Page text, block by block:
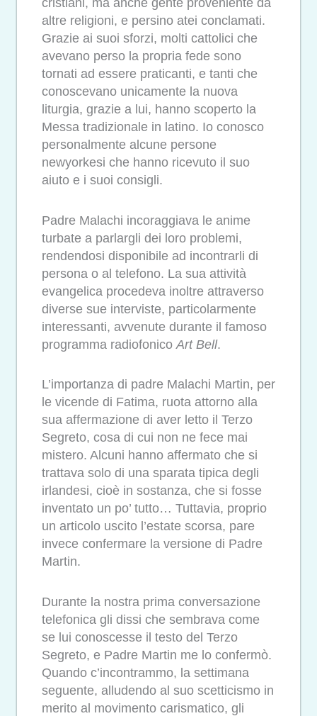
cristiani, ma anche gente proveniente da
altre religioni, e persino atei conclamati.
Grazie ai suoi sforzi, molti cattolici che
avevano perso la propria fede sono
tornati ad essere praticanti, e tanti che
conoscevano unicamente la nuova
liturgia, grazie a lui, hanno scoperto la
Messa tradizionale in latino. Io conosco
personalmente alcune persone
newyorkesi che hanno ricevuto il suo
aiuto e i suoi consigli.
Padre Malachi incoraggiava le anime
turbate a parlargli dei loro problemi,
rendendosi disponibile ad incontrarli di
persona o al telefono. La sua attività
evangelica procedeva inoltre attraverso
diverse sue interviste, particolarmente
interessanti, avvenute durante il famoso
programma radiofonico Art Bell.
L’importanza di padre Malachi Martin, per
le vicende di Fatima, ruota attorno alla
sua affermazione di aver letto il Terzo
Segreto, cosa di cui non ne fece mai
mistero. Alcuni hanno affermato che si
trattava solo di una sparata tipica degli
irlandesi, cioè in sostanza, che si fosse
inventato un po’ tutto… Tuttavia, proprio
un articolo uscito l’estate scorsa, pare
invece confermare la versione di Padre
Martin.
Durante la nostra prima conversazione
telefonica gli dissi che sembrava come
se lui conoscesse il testo del Terzo
Segreto, e Padre Martin me lo confermò.
Quando c’incontrammo, la settimana
seguente, alludendo al suo scetticismo in
merito al movimento carismatico, gli